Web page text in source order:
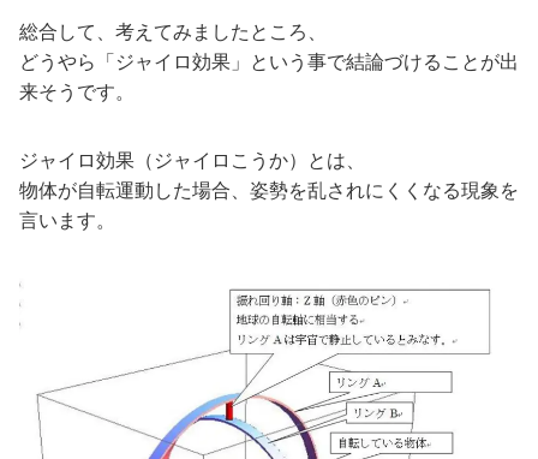
総合して、考えてみましたところ、
どうやら「ジャイロ効果」という事で結論づけることが出
来そうです。
ジャイロ効果（ジャイロこうか）とは、
物体が自転運動した場合、姿勢を乱されにくくなる現象を
言います。